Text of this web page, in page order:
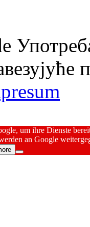
um ihre Dienste
an Google